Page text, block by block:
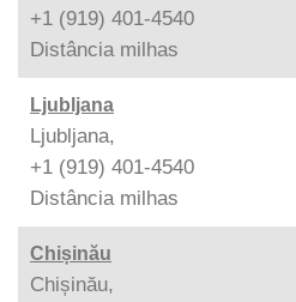
+1 (919) 401-4540
Distância milhas
Ljubljana
Ljubljana,
+1 (919) 401-4540
Distância milhas
Chișinău
Chișinău,